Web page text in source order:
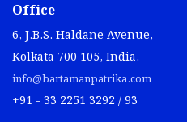
Office
6, J.B.S. Haldane Avenue,
Kolkata 700 105, India.
info@bartamanpatrika.com
+91 - 33 2251 3292 / 93